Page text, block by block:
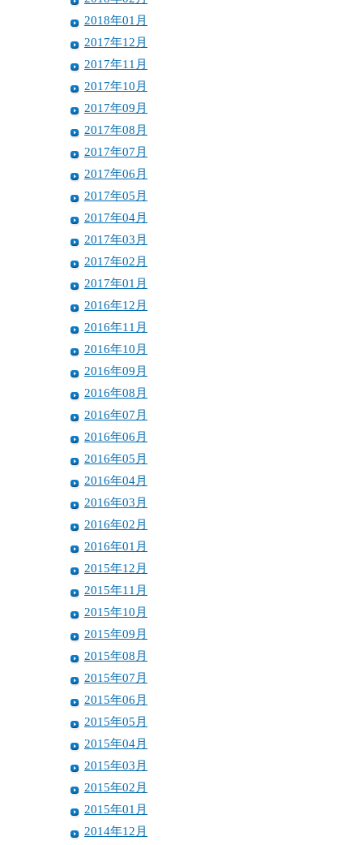
2018年01月
2017年12月
2017年11月
2017年10月
2017年09月
2017年08月
2017年07月
2017年06月
2017年05月
2017年04月
2017年03月
2017年02月
2017年01月
2016年12月
2016年11月
2016年10月
2016年09月
2016年08月
2016年07月
2016年06月
2016年05月
2016年04月
2016年03月
2016年02月
2016年01月
2015年12月
2015年11月
2015年10月
2015年09月
2015年08月
2015年07月
2015年06月
2015年05月
2015年04月
2015年03月
2015年02月
2015年01月
2014年12月